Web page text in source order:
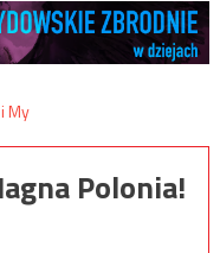
Polonia!